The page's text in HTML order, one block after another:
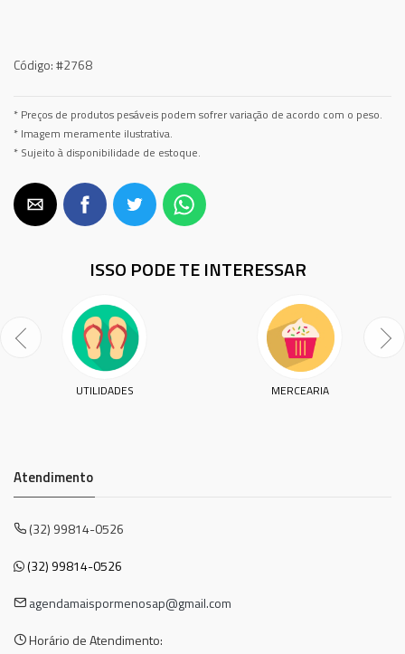
Código:#2768
* Preços de produtos pesáveis podem sofrer variação de acordo com o peso.
* Imagem meramente ilustrativa.
* Sujeito à disponibilidade de estoque.
ISSO PODE TE INTERESSAR
UTILIDADES MERCEARIA
Atendimento
(32) 99814-0526
(32) 99814-0526
agendamaispormenosap@gmail.com
Horário de Atendimento: